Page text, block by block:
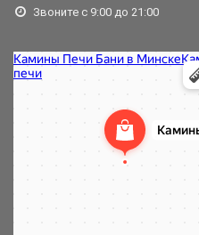
Звоните с 9:00 до 21:00